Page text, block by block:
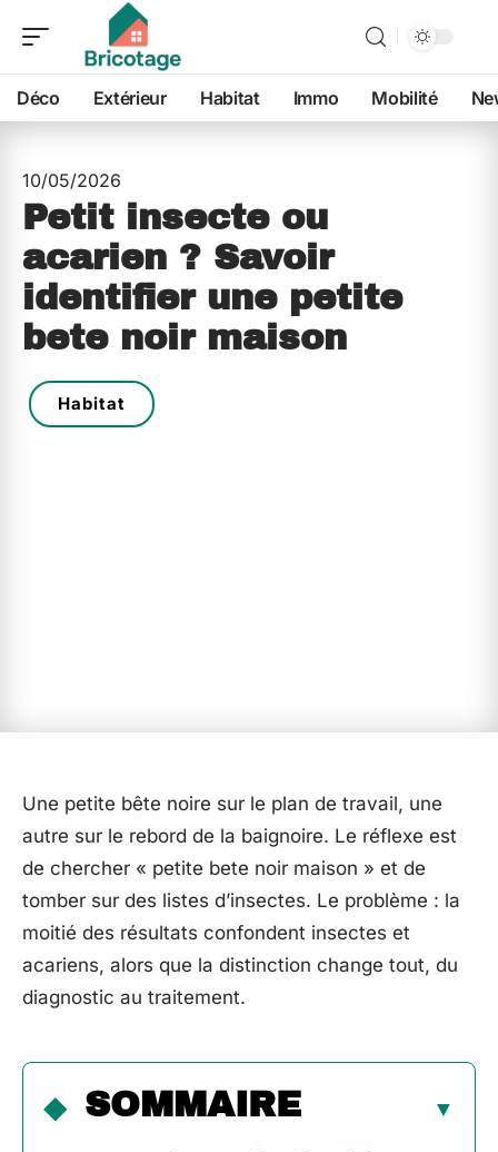
Déco Extérieur Habitat Immo Mobilité
10/05/2026
Petit insecte ou
acarien ? Savoir
identifier une petite
bete noir maison
Habitat
Une petite bête noire sur le plan de travail, une
autre sur le rebord de la baignoire. Le réflexe est
de chercher « petite bete noir maison » et de
tomber sur des listes d’insectes. Le problème : la
moitié des résultats confondent insectes et
acariens, alors que la distinction change tout, du
diagnostic au traitement.
SOMMAIRE